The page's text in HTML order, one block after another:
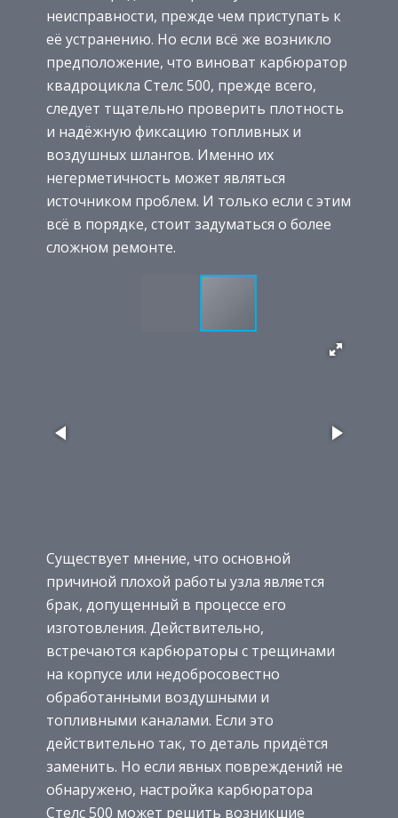
неисправности, прежде чем приступать к
её устранению. Но если всё же возникло
предположение, что виноват карбюратор
квадроцикла Стелс 500, прежде всего,
следует тщательно проверить плотность
и надёжную фиксацию топливных и
воздушных шлангов. Именно их
негерметичность может являться
источником проблем. И только если с этим
всё в порядке, стоит задуматься о более
сложном ремонте.
Существует мнение, что основной
причиной плохой работы узла является
брак, допущенный в процессе его
изготовления. Действительно,
встречаются карбюраторы с трещинами
на корпусе или недобросовестно
обработанными воздушными и
топливными каналами. Если это
действительно так, то деталь придётся
заменить. Но если явных повреждений не
обнаружено, настройка карбюратора
Стелс 500 может решить возникшие